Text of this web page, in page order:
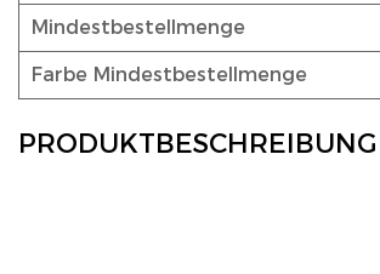
Mindestbestellmenge
Farbe Mindestbestellmenge
PRODUKTBESCHREIBUNG